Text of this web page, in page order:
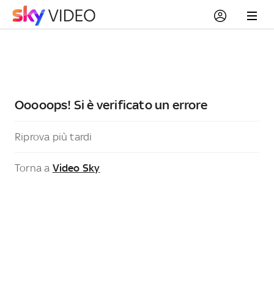
Ooooops! Si è verificato un errore
Riprova più tardi
Torna a Video Sky